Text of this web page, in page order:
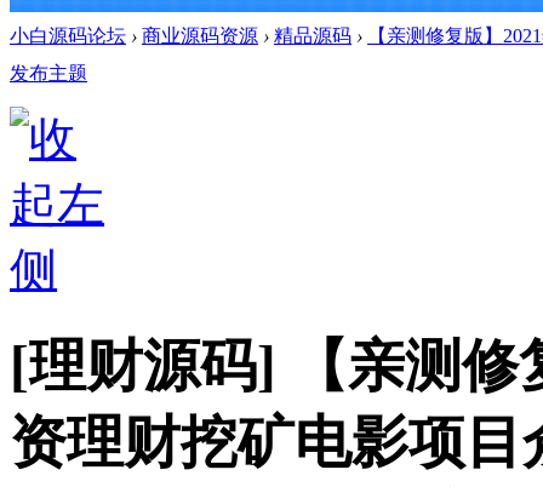
小白源码论坛 › 商业源码资源 › 精品源码 ›
【亲测修复版】
发布主题
[理财源码]
【亲测
资理财挖矿电影项